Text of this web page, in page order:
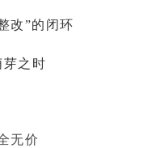
改”的闭环
芽之时
无价